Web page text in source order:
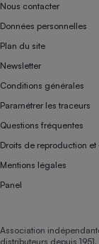
Nous contacter
Données personnelles
Plan du site
Newsletter
Conditions générales
Paramétrer les traceurs
Questions fréquentes
Droits de reproduction
Mentions légales
Panel
Association
distributeurs depuis 1951.